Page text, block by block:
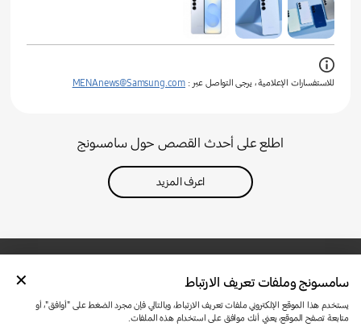
سامسونج وملفات تعريف الارتباط
يستخدم هذا الموقع الإلكتروني ملفات تعريف الارتباط، وبالتالي فإن مجرد الضغط على "أوافق"، أو
متابعة تصفح الموقع، يعني أنك موافق على استخدام هذه الملفات.
للاستفسارات الإعلامية ، يرجى التواصل عبر : MENAnews@Samsung.com
اطلع على أحدث القصص حول سامسونج
اعرف المزيد
تواصل معنا
SAMSUNG.COM
شروط الاستخدام
الخصوصية وملفات تعريف الارتباط